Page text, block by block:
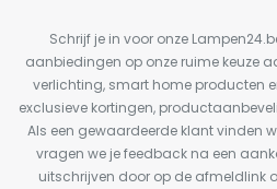
Schrijf je in voor onze
aanbiedingen op onze ruime keuze
verlichting, smart home producten
exclusieve kortingen,
Als een gewaardeerde klant vinden
vragen we je feedback na een
uitschrijven door op de afmeldlink